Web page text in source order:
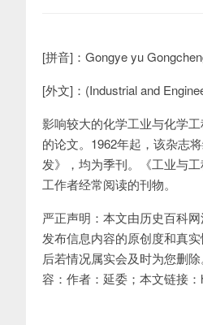
网
[拼音]：Gongye yu
[外文]：(Industrial and
影响较大的化学工业与化学
的论文。1962年起，该杂志
发》，均为季刊。《工业与
工作者经常阅读的刊物。
严正声明：本文由历史百科
发布信息内容的原创度和真
后若情况属实会及时为您删
容：作者：延委；本文链接